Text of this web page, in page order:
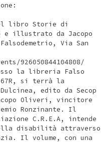
libro Storie di
e illustrato da Jacopo
Via San
926050844104808/
la libreria Falso
67R, si terrà la
edito da Secop
Oliveri, vincitore
Ronzinante. Il
C.R.E.A, intende
disabilità attraverso
Il volume, con una